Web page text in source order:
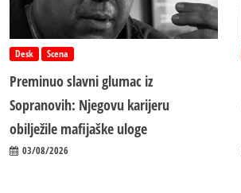
Desk Scena
Preminuo slavni glumac iz
Sopranovih: Njegovu karijeru
obilježile mafijaške uloge
03/08/2026